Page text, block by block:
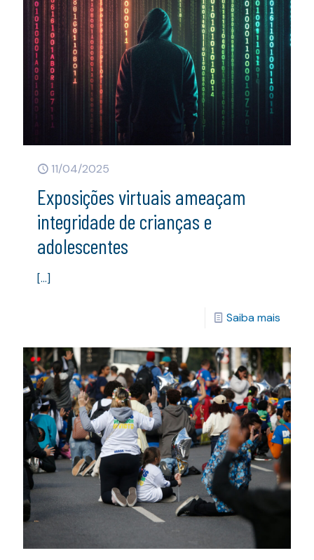
11/04/2025
Exposições virtuais ameaçam
integridade de crianças e
adolescentes
[…]
Saiba mais